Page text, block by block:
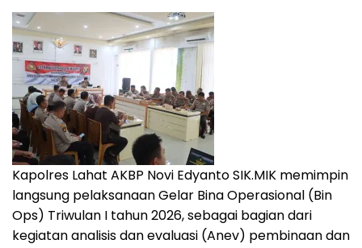
Kapolres Lahat AKBP Novi Edyanto SIK.MIK memimpin
langsung pelaksanaan Gelar Bina Operasional (Bin
Ops) Triwulan I tahun 2026, sebagai bagian dari
kegiatan analisis dan evaluasi (Anev) pembinaan dan